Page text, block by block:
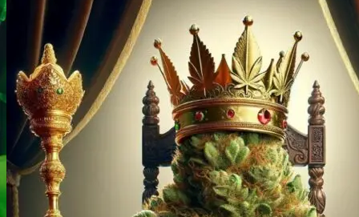
Narkotests
Kokain Tests
Kokain renhedhedstest
Crack renhedhedstest
Kokain blandingsmiddel test